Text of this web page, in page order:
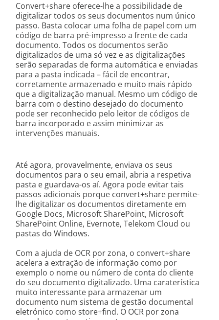
Convert+share oferece-lhe a possibilidade de
digitalizar todos os seus documentos num único
passo. Basta colocar uma folha de papel com um
código de barra pré-impresso a frente de cada
documento. Todos os documentos serão
digitalizados de uma só vez e as digitalizações
serão separadas de forma automática e enviadas
para a pasta indicada – fácil de encontrar,
corretamente armazenado e muito mais rápido
que a digitalização manual. Mesmo um código de
barra com o destino desejado do documento
pode ser reconhecido pelo leitor de códigos de
barra incorporado e assim minimizar as
intervenções manuais.
Até agora, provavelmente, enviava os seus
documentos para o seu email, abria a respetiva
pasta e guardava-os aí. Agora pode evitar tais
passos adicionais porque convert+share permite-
lhe digitalizar os documentos diretamente em
Google Docs, Microsoft SharePoint, Microsoft
SharePoint Online, Evernote, Telekom Cloud ou
pastas do Windows.
Com a ajuda de OCR por zona, o convert+share
acelera a extração de informação como por
exemplo o nome ou número de conta do cliente
do seu documento digitalizado. Uma caraterística
muito interessante para armazenar um
documento num sistema de gestão documental
eletrónico como store+find. O OCR por zona